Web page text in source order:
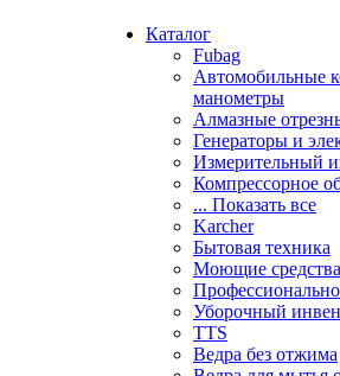
Каталог
Fubag
Автомобильные
манометры
Алмазные
Генераторы и
Измерительный
Компрессорное
... Показать все
Karcher
Бытовая техника
Моющие средства
Уборочный
TTS
Ведра без отжима